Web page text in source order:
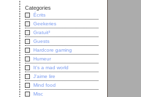
Categories
Écrits
Geekeries
Gratuit³
Guests
Hardcore gaming
Humeur
It's a mad world
J'aime lire
Mind food
Misc